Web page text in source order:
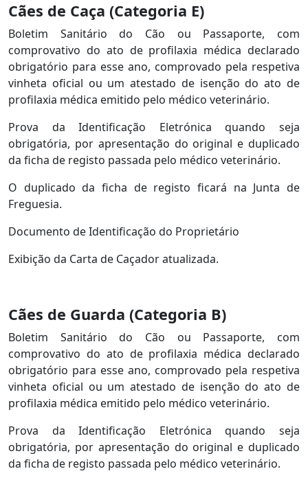
Cães de Caça (Categoria E)
Boletim Sanitário do Cão ou Passaporte, com
comprovativo do ato de profilaxia médica declarado
obrigatório para esse ano, comprovado pela respetiva
vinheta oficial ou um atestado de isenção do ato de
profilaxia médica emitido pelo médico veterinário.
Prova da Identificação Eletrónica quando seja
obrigatória, por apresentação do original e duplicado
da ficha de registo passada pelo médico veterinário.
O duplicado da ficha de registo ficará na Junta de
Freguesia.
Documento de Identificação do Proprietário
Exibição da Carta de Caçador atualizada.
Cães de Guarda (Categoria B)
Boletim Sanitário do Cão ou Passaporte, com
comprovativo do ato de profilaxia médica declarado
obrigatório para esse ano, comprovado pela respetiva
vinheta oficial ou um atestado de isenção do ato de
profilaxia médica emitido pelo médico veterinário.
Prova da Identificação Eletrónica quando seja
obrigatória, por apresentação do original e duplicado
da ficha de registo passada pelo médico veterinário.